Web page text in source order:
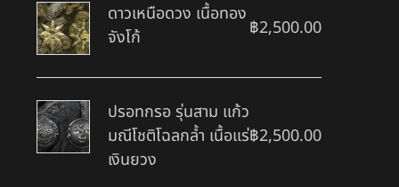
ดาวเหนือดวง เนื้อทอง
จังโก้
฿2,500.00
ปรอทกรอ รุ่นสาม แก้ว
มณีโชติโฉลกล้ำ เนื้อแร่
เงินยวง
฿2,500.00